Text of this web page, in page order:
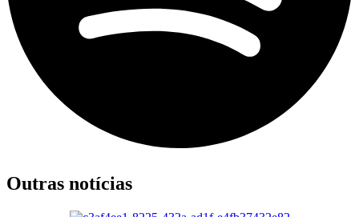
Outras notícias